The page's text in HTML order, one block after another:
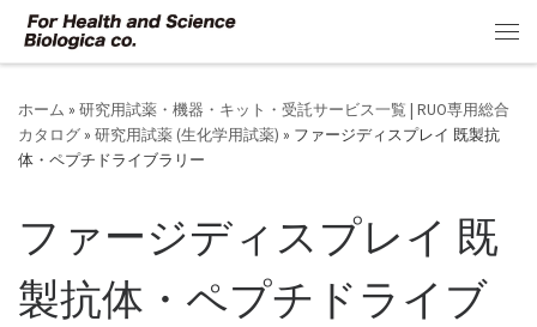
コンテンツへスキップ
ホーム » 研究用試薬・機器・キット・受託サービス一覧 | RUO専用総合
カタログ » 研究用試薬 (生化学用試薬) » ファージディスプレイ 既製抗
体・ペプチドライブラリー
ファージディスプレイ 既
製抗体・ペプチドライブ